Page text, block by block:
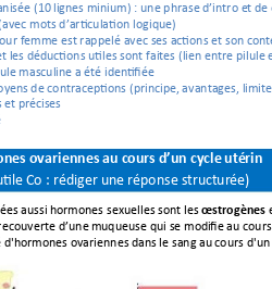
ovariennes au cours d’un cycle utérin
Co : rédiger une réponse structurée)
(10 lignes minium) : une phrase d’intro et de
mots d’articulation logique)
femme est rappelé avec ses actions et son con
les déductions utiles sont faites (lien entre pilule
masculine a été identifiée
decontraceptions (principe, avantages, limi
et précises
aussi hormones sexuelles sont les œstrogènes
d’unemuqueuse qui se modifie au
d'hormones ovariennes dans le sang au cours d'un